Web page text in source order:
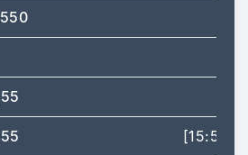
[15:59]